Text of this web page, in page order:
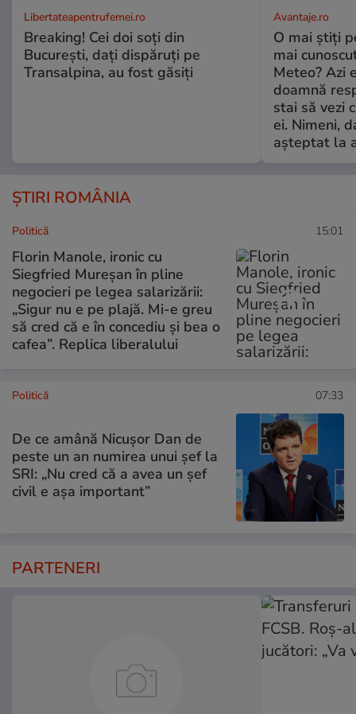
Libertateapentrufemei.ro
Breaking! Cei doi soți din
București, dați dispăruți pe
Transalpina, au fost găsiți
Avantaje.ro
O mai știți
mai
Meteo? Azi
doamnă
stai să vezi
ei. Nimeni,
așteptat la
ȘTIRI ROMÂNIA
Politică 15:01
Florin Manole, ironic cu
Siegfried Mureșan în pline
negocieri pe legea salarizării:
„Sigur nu e pe plajă. Mi-e greu
să cred că e în concediu și bea o
cafea”. Replica liberalului
Politică 07:33
De ce amână Nicușor Dan de
peste un an numirea unui șef la
SRI: „Nu cred că a avea un şef
civil e așa important”
PARTENERI